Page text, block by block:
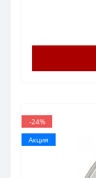
-24%
Акция